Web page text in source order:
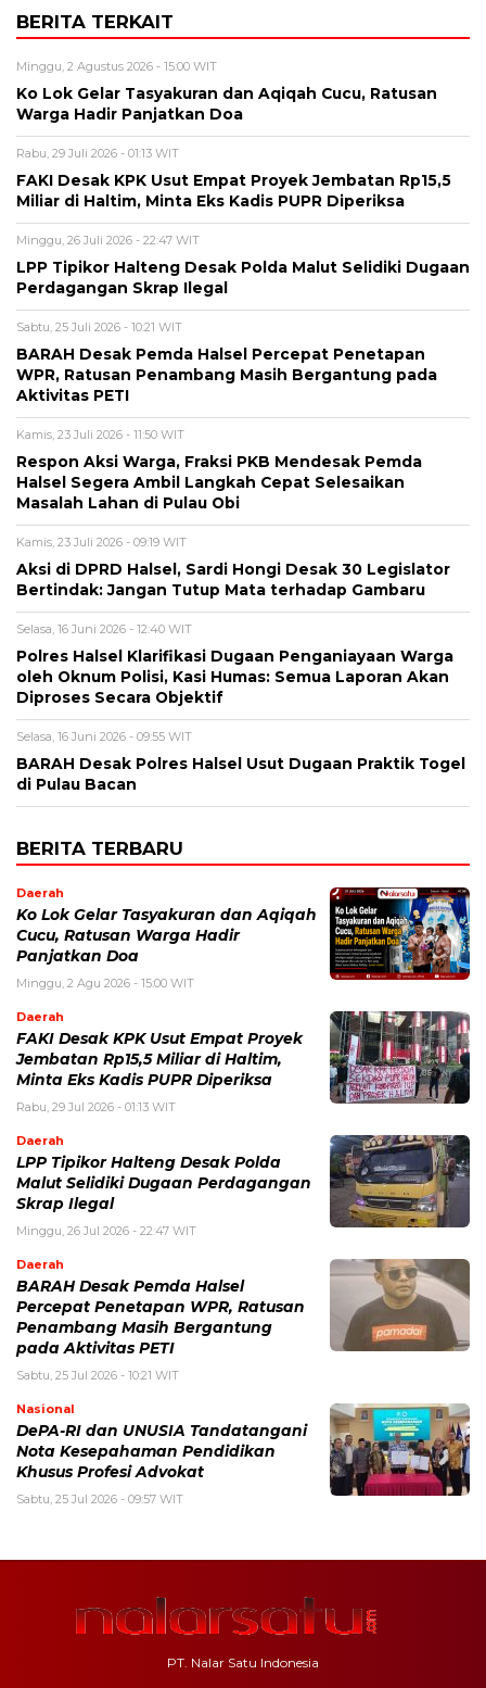
BERITA TERKAIT
Minggu, 2 Agustus 2026 - 15:00 WIT
Ko Lok Gelar Tasyakuran dan Aqiqah Cucu, Ratusan
Warga Hadir Panjatkan Doa
Rabu, 29 Juli 2026 - 01:13 WIT
FAKI Desak KPK Usut Empat Proyek Jembatan Rp15,5
Miliar di Haltim, Minta Eks Kadis PUPR Diperiksa
Minggu, 26 Juli 2026 - 22:47 WIT
LPP Tipikor Halteng Desak Polda Malut Selidiki Dugaan
Perdagangan Skrap Ilegal
Sabtu, 25 Juli 2026 - 10:21 WIT
BARAH Desak Pemda Halsel Percepat Penetapan
WPR, Ratusan Penambang Masih Bergantung pada
Aktivitas PETI
Kamis, 23 Juli 2026 - 11:50 WIT
Respon Aksi Warga, Fraksi PKB Mendesak Pemda
Halsel Segera Ambil Langkah Cepat Selesaikan
Masalah Lahan di Pulau Obi
Kamis, 23 Juli 2026 - 09:19 WIT
Aksi di DPRD Halsel, Sardi Hongi Desak 30 Legislator
Bertindak: Jangan Tutup Mata terhadap Gambaru
Selasa, 16 Juni 2026 - 12:40 WIT
Polres Halsel Klarifikasi Dugaan Penganiayaan Warga
oleh Oknum Polisi, Kasi Humas: Semua Laporan Akan
Diproses Secara Objektif
Selasa, 16 Juni 2026 - 09:55 WIT
BARAH Desak Polres Halsel Usut Dugaan Praktik Togel
di Pulau Bacan
BERITA TERBARU
Daerah
Ko Lok Gelar Tasyakuran dan Aqiqah
Cucu, Ratusan Warga Hadir
Panjatkan Doa
Minggu, 2 Agu 2026 - 15:00 WIT
Daerah
FAKI Desak KPK Usut Empat Proyek
Jembatan Rp15,5 Miliar di Haltim,
Minta Eks Kadis PUPR Diperiksa
Rabu, 29 Jul 2026 - 01:13 WIT
Daerah
LPP Tipikor Halteng Desak Polda
Malut Selidiki Dugaan Perdagangan
Skrap Ilegal
Minggu, 26 Jul 2026 - 22:47 WIT
Daerah
BARAH Desak Pemda Halsel
Percepat Penetapan WPR, Ratusan
Penambang Masih Bergantung
pada Aktivitas PETI
Sabtu, 25 Jul 2026 - 10:21 WIT
Nasional
DePA-RI dan UNUSIA Tandatangani
Nota Kesepahaman Pendidikan
Khusus Profesi Advokat
Sabtu, 25 Jul 2026 - 09:57 WIT
PT. Nalar Satu Indonesia